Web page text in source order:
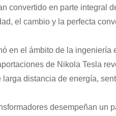
convertido en parte integral
el cambio y la perfecta
en el ámbito de la
de Nikola Tesla
distancia de energía,
desempeñan un